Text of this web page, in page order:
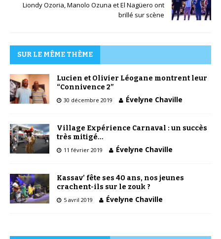
Liondy Ozoria, Manolo Ozuna et El Nagüero ont
brillé sur scène
SUR LE MÊME THÈME
Lucien et Olivier Léogane montrent leur
“Connivence 2”
30 décembre 2019 Évelyne Chaville
Village Expérience Carnaval : un succès
très mitigé…
11 février 2019 Évelyne Chaville
Kassav’ fête ses 40 ans, nos jeunes
crachent-ils sur le zouk ?
5 avril 2019 Évelyne Chaville